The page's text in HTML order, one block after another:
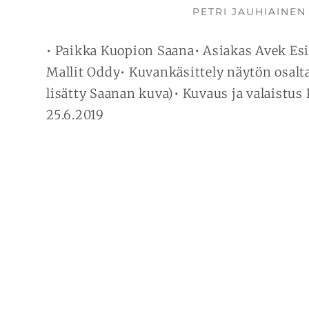
KIRJOITTAJA
PETRI JAUHIAINEN
• Paikka Kuopion Saana• Asiakas Avek
Mallit Oddy• Kuvankäsittely näytön
lisätty Saanan kuva)• Kuvaus ja valaistus
25.6.2019